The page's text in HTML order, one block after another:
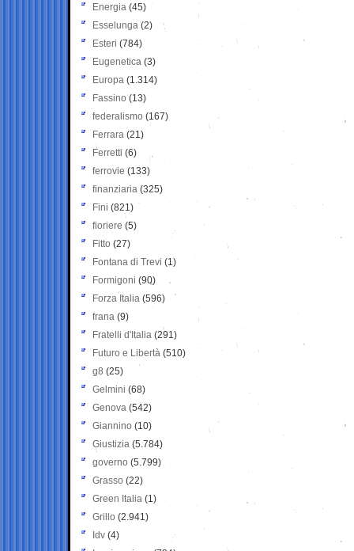
Energia (45)
Esselunga (2)
Esteri (784)
Eugenetica (3)
Europa (1.314)
Fassino (13)
federalismo (167)
Ferrara (21)
Ferretti (6)
ferrovie (133)
finanziaria (325)
Fini (821)
fioriere (5)
Fitto (27)
Fontana di Trevi (1)
Formigoni (90)
Forza Italia (596)
frana (9)
Fratelli d'Italia (291)
Futuro e Libertà (510)
g8 (25)
Gelmini (68)
Genova (542)
Giannino (10)
Giustizia (5.784)
governo (5.799)
Grasso (22)
Green Italia (1)
Grillo (2.941)
Idv (4)